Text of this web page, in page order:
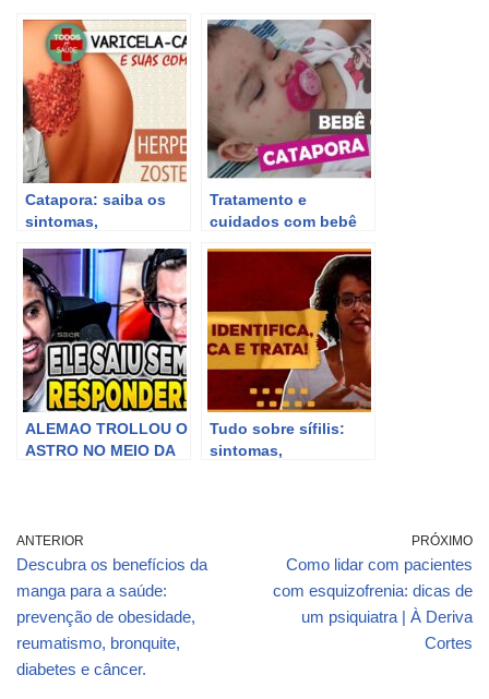
Catapora: saiba os
sintomas,
possíveis
complicações graves.
Tratamento e
cuidados com bebê
ALEMAO TROLLOU O
ASTRO NO MEIO DA
Tudo sobre sífilis:
sintomas,
ANTERIOR
Descubra os benefícios da
manga para a saúde:
prevenção de obesidade,
reumatismo, bronquite,
diabetes e câncer.
PRÓXIMO
Como lidar com pacientes
com esquizofrenia: dicas de
um psiquiatra | À Deriva
Cortes